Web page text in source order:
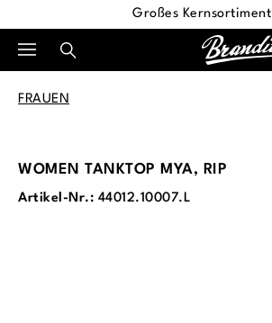
Großes Kernsortiment
FRAUEN
WOMEN TANKTOP MYA, RIP
Artikel-Nr.: 44012.10007.L